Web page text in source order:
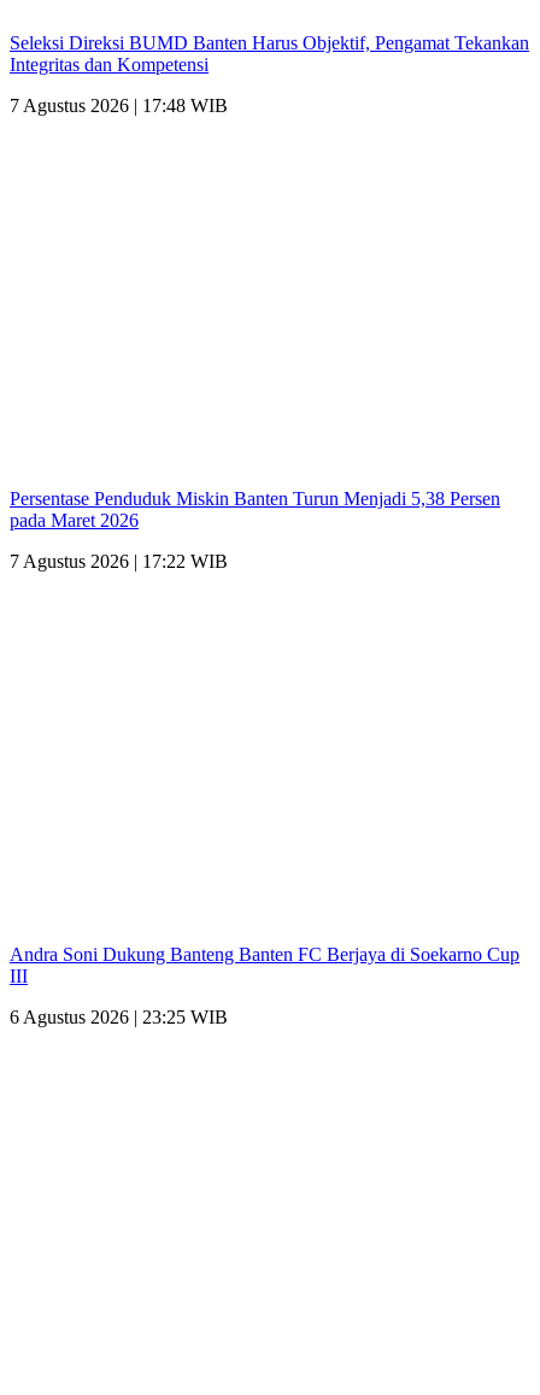
Seleksi Direksi BUMD Banten Harus Objektif, Pengamat Tekankan
Integritas dan Kompetensi
7 Agustus 2026 | 17:48 WIB
Persentase Penduduk Miskin Banten Turun Menjadi 5,38 Persen
pada Maret 2026
7 Agustus 2026 | 17:22 WIB
Andra Soni Dukung Banteng Banten FC Berjaya di Soekarno Cup
III
6 Agustus 2026 | 23:25 WIB